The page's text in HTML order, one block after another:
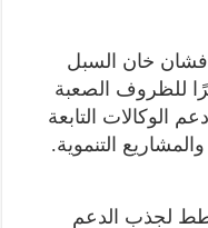
خان السبل
للظروف الصعبة
الوكالات التابعة
التنموية.
لجذب الدعم